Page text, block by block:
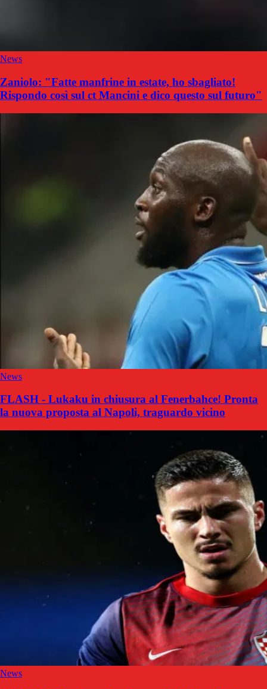
News
Zaniolo: "Fatte manfrine in estate, ho sbagliato!
Rispondo così sul ct Mancini e dico questo sul futuro"
News
FLASH - Lukaku in chiusura al Fenerbahce! Pronta
la nuova proposta al Napoli, traguardo vicino
News